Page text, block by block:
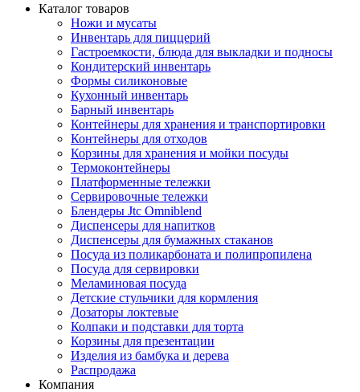
Каталог товаров
Ножи и мусаты
Инвентарь для пиццерий
Гастроемкости, блюда для выкладки и подносы
Кондитерский инвентарь
Формы силиконовые
Кухонный инвентарь
Барный инвентарь
Контейнеры для хранения и транспортировки
Контейнеры для отходов
Корзины для хранения и мойки посуды
Термоконтейнеры
Платформенные тележки
Сервировочные тележки
Блендеры Jtc Omniblend
Диспенсеры для напитков
Диспенсеры для бумажных стаканов
Посуда из поликарбоната и полипропилена
Посуда для сервировки
Меламиновая посуда
Детские стульчики для кормления
Дозаторы локтевые
Колпаки и подставки для торта
Корзины для презентации
Изделия из бамбука и дерева
Распродажа
Компания